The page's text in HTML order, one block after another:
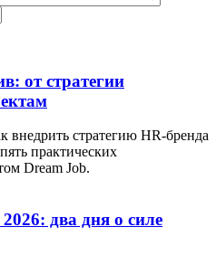
от стратегии
внедрить стратегию HR-бренда
практических
Dream Job.
два дня о силе